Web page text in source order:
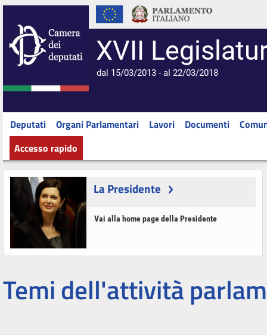
XVII
dal 15/03/2013 - al 22/03/2018
Deputati Organi Parlamentari Lavori Documenti
Accesso rapido
La Presidente
Vai alla home page della Presidente
Temi dell'attività